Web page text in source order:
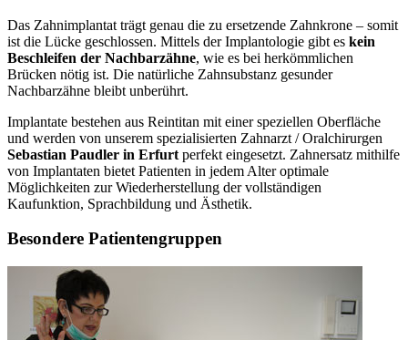
Das Zahnimplantat trägt genau die zu ersetzende Zahnkrone – somit
ist die Lücke geschlossen. Mittels der Implantologie gibt es kein
Beschleifen der Nachbarzähne, wie es bei herkömmlichen
Brücken nötig ist. Die natürliche Zahnsubstanz gesunder
Nachbarzähne bleibt unberührt.
Implantate bestehen aus Reintitan mit einer speziellen Oberfläche
und werden von unserem spezialisierten Zahnarzt / Oralchirurgen
Sebastian Paudler in Erfurt perfekt eingesetzt. Zahnersatz mithilfe
von Implantaten bietet Patienten in jedem Alter optimale
Möglichkeiten zur Wiederherstellung der vollständigen
Kaufunktion, Sprachbildung und Ästhetik.
Besondere Patientengruppen